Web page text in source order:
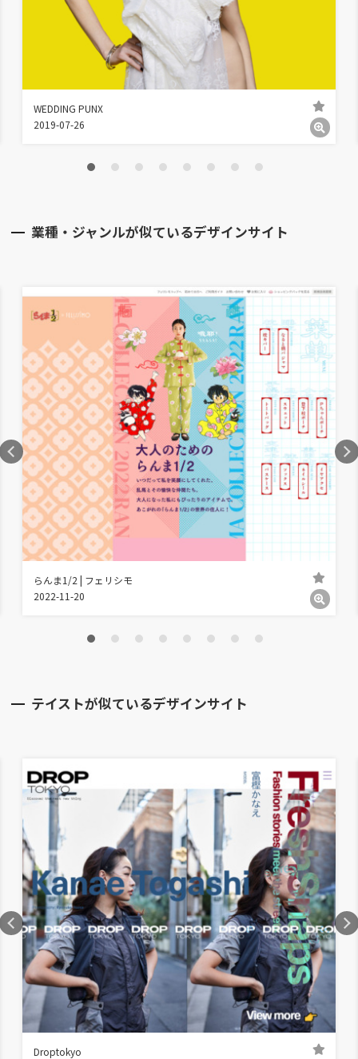
WEDDING PUNX
2019-07-26
業種・ジャンルが似ているデザインサイト
らんま1/2 | フェリシモ
2022-11-20
テイストが似ているデザインサイト
Droptokyo